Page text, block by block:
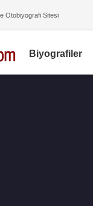
Otobiyografi Sitesi
Biyografiler